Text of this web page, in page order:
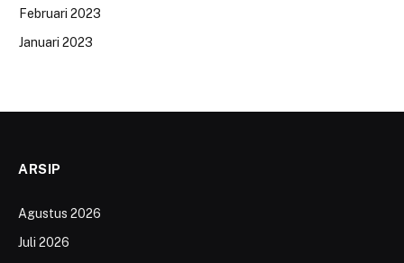
Februari 2023
Januari 2023
ARSIP
Agustus 2026
Juli 2026